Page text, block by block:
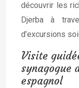
découvrir les
Djerba à
d’excursions
Visite
synagogue
espagnol